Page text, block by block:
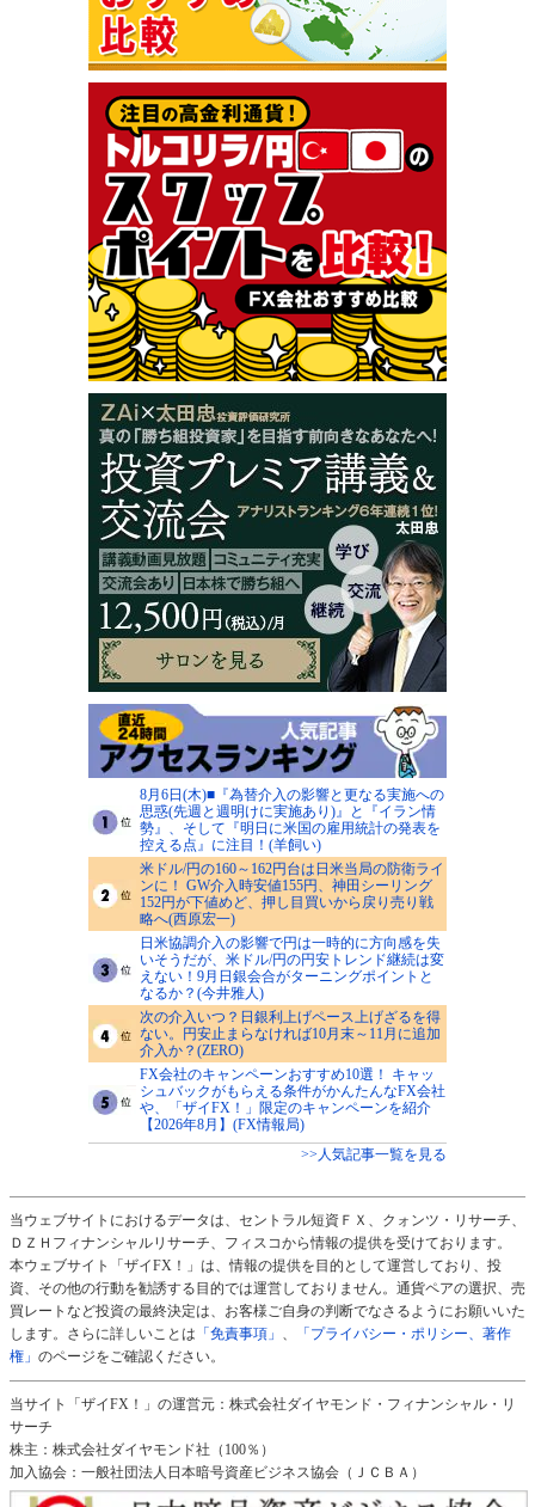
8月6日(木)■『為替介入の影響と更なる実施への
思惑(先週と週明けに実施あり)』と『イラン情
勢』、そして『明日に米国の雇用統計の発表を
控える点』に注目！(羊飼い)
米ドル/円の160～162円台は日米当局の防衛ライ
ンに！ GW介入時安値155円、神田シーリング
152円が下値めど、押し目買いから戻り売り戦
略へ(西原宏一)
日米協調介入の影響で円は一時的に方向感を失
いそうだが、米ドル/円の円安トレンド継続は変
えない！9月日銀会合がターニングポイントと
なるか？(今井雅人)
次の介入いつ？日銀利上げペース上げざるを得
ない。円安止まらなければ10月末～11月に追加
介入か？(ZERO)
FX会社のキャンペーンおすすめ10選！ キャッ
シュバックがもらえる条件がかんたんなFX会社
や、「ザイFX！」限定のキャンペーンを紹介
【2026年8月】(FX情報局)
>>人気記事一覧を見る
当ウェブサイトにおけるデータは、セントラル短資ＦＸ、クォンツ・リサーチ、
ＤＺＨフィナンシャルリサーチ、フィスコから情報の提供を受けております。
本ウェブサイト「ザイFX！」は、情報の提供を目的として運営しており、投
資、その他の行動を勧誘する目的では運営しておりません。通貨ペアの選択、売
買レートなど投資の最終決定は、お客様ご自身の判断でなさるようにお願いいた
します。さらに詳しいことは 「免責事項」 、
「プライバシー・ポリシー、著作
権」 のページをご確認ください。
当サイト「ザイFX！」の運営元：株式会社ダイヤモンド・フィナンシャル・リ
サーチ
株主：株式会社ダイヤモンド社（100％）
加入協会：一般社団法人日本暗号資産ビジネス協会（ＪＣＢＡ）